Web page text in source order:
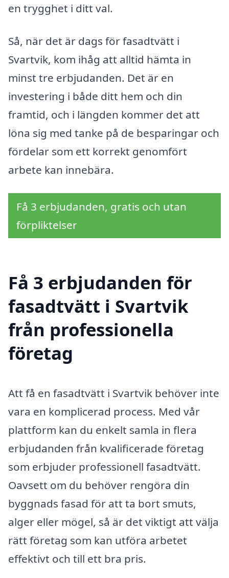
en trygghet i ditt val.
Så, när det är dags för fasadtvätt i
Svartvik, kom ihåg att alltid hämta in
minst tre erbjudanden. Det är en
investering i både ditt hem och din
framtid, och i längden kommer det att
löna sig med tanke på de besparingar och
fördelar som ett korrekt genomfört
arbete kan innebära.
Få 3 erbjudanden, gratis och utan
förpliktelser
Få 3 erbjudanden för
fasadtvätt i Svartvik
från professionella
företag
Att få en fasadtvätt i Svartvik behöver inte
vara en komplicerad process. Med vår
plattform kan du enkelt samla in flera
erbjudanden från kvalificerade företag
som erbjuder professionell fasadtvätt.
Oavsett om du behöver rengöra din
byggnads fasad för att ta bort smuts,
alger eller mögel, så är det viktigt att välja
rätt företag som kan utföra arbetet
effektivt och till ett bra pris.